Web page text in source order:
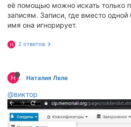
её помощью можно искать только
записям. Записи, где вместо
имя она игнорирует.
Н 2 ответов
Н Наталия Леле
@виктор